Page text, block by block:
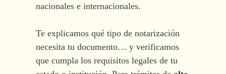
nacionales e internacionales.
Te explicamos qué tipo de notarización
necesita tu documento… y verificamos
que cumpla los requisitos legales de tu